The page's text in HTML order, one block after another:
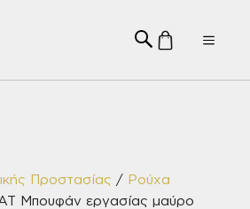
Menu
Προστασίας / Ρούχα
Μπουφάν εργασίας μαύρο